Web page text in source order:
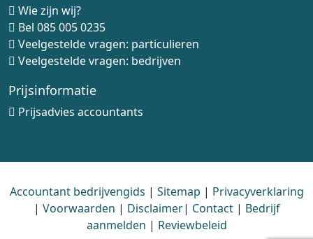
Wie zijn wij?
Bel 085 005 0235
Veelgestelde vragen: particulieren
Veelgestelde vragen: bedrijven
Prijsinformatie
Prijsadvies accountants
Accountant bedrijvengids | Sitemap | Privacyverklaring
| Voorwaarden | Disclaimer| Contact| Bedrijf
aanmelden | Reviewbeleid